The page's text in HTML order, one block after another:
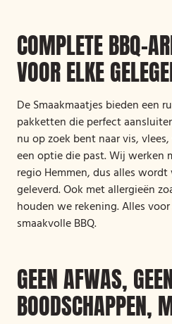
COMPLETE BBQ-
VOOR ELKE
De Smaakmaatjes bieden een
pakketten die perfect
nu op zoek bent naar vis,
een optie die past. Wij werken
regio Hemmen, dus alles
geleverd. Ook met allergieën
houden we rekening. Alles
smaakvolle BBQ.
GEEN AFWAS,
BOODSCHAPPEN,